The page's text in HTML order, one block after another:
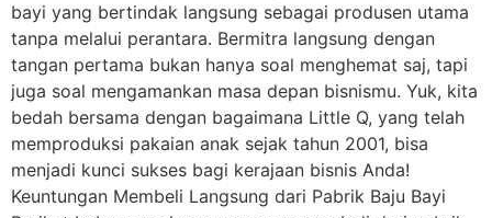
bayi yang bertindak langsung sebagai produsen utama
tanpa melalui perantara. Bermitra langsung dengan
tangan pertama bukan hanya soal menghemat saj, tapi
juga soal mengamankan masa depan bisnismu. Yuk, kita
bedah bersama dengan bagaimana Little Q, yang telah
memproduksi pakaian anak sejak tahun 2001, bisa
menjadi kunci sukses bagi kerajaan bisnis Anda!
Keuntungan Membeli Langsung dari Pabrik Baju Bayi